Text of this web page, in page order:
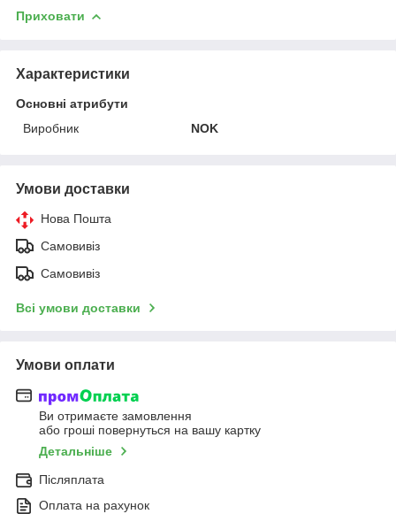
Приховати
Характеристики
Основні атрибути
Виробник
NOK
Умови доставки
Нова Пошта
Самовивіз
Самовивіз
Всі умови доставки
Умови оплати
Ви отримаєте замовлення
або гроші повернуться на вашу картку
Детальніше
Післяплата
Оплата на рахунок